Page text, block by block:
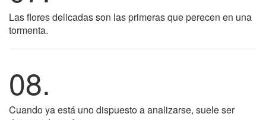
Las flores delicadas son las primeras que perecen en una
tormenta.
08.
Cuando ya está uno dispuesto a analizarse, suele ser